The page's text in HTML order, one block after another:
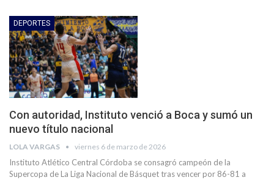
DEPORTES
Con autoridad, Instituto venció a Boca y sumó un
nuevo título nacional
LOLA VARGAS viernes 6 de marzo de 2026
Instituto Atlético Central Córdoba se consagró campeón de la
Supercopa de La Liga Nacional de Básquet tras vencer por 86-81 a